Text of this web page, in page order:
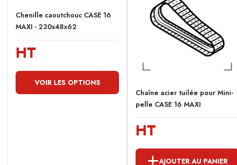
Chenille caoutchouc CASE 16
MAXI - 230x48x62
HT
VOIR LES OPTIONS
Chaîne acier tuilée pour Mini-
pelle CASE 16 MAXI
HT
AJOUTER AU PANIER